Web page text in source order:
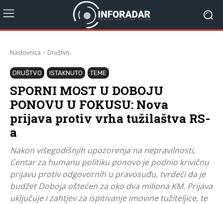
Naslovnica Društvo
DRUŠTVO ISTAKNUTO TEME
SPORNI MOST U DOBOJU
PONOVU U FOKUSU: Nova
prijava protiv vrha tužilaštva RS-
a
Nakon višegodišnjih upozorenja na nepravilnosti,
Centar za humanu politiku ponovo je podnio krivičnu
prijavu protiv odgovornih u pravosuđu, tvrdeći da je
budžet Doboja oštećen za oko dva miliona KM. Prijava
uključuje i zahtjev za ispitivanje imovine tužiteljice, te